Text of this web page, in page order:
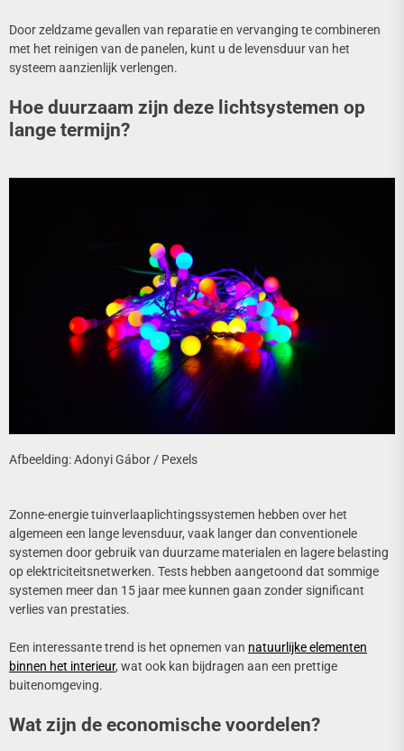
Door zeldzame gevallen van reparatie en vervanging te combineren
met het reinigen van de panelen, kunt u de levensduur van het
systeem aanzienlijk verlengen.
Hoe duurzaam zijn deze lichtsystemen op
lange termijn?
Afbeelding: Adonyi Gábor / Pexels
Zonne-energie tuinverlaaplichtingssystemen hebben over het
algemeen een lange levensduur, vaak langer dan conventionele
systemen door gebruik van duurzame materialen en lagere belasting
op elektriciteitsnetwerken. Tests hebben aangetoond dat sommige
systemen meer dan 15 jaar mee kunnen gaan zonder significant
verlies van prestaties.
Een interessante trend is het opnemen van natuurlijke elementen
binnen het interieur, wat ook kan bijdragen aan een prettige
buitenomgeving.
Wat zijn de economische voordelen?